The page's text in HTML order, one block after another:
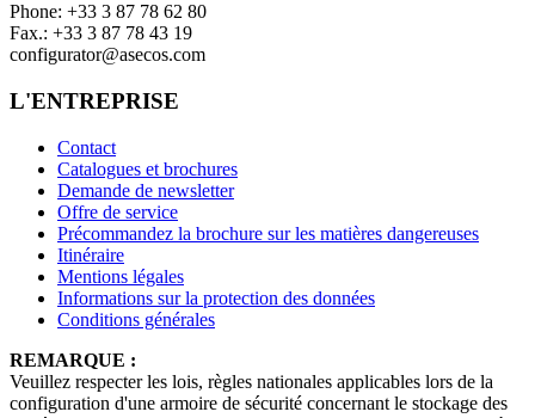
Phone: +33 3 87 78 62 80
Fax.: +33 3 87 78 43 19
configurator@asecos.com
L'ENTREPRISE
Contact
Catalogues et brochures
Demande de newsletter
Offre de service
Précommandez la brochure sur les matières dangereuses
Itinéraire
Mentions légales
Informations sur la protection des données
Conditions générales
REMARQUE :
Veuillez respecter les lois, règles nationales applicables lors de la
configuration d'une armoire de sécurité concernant le stockage des